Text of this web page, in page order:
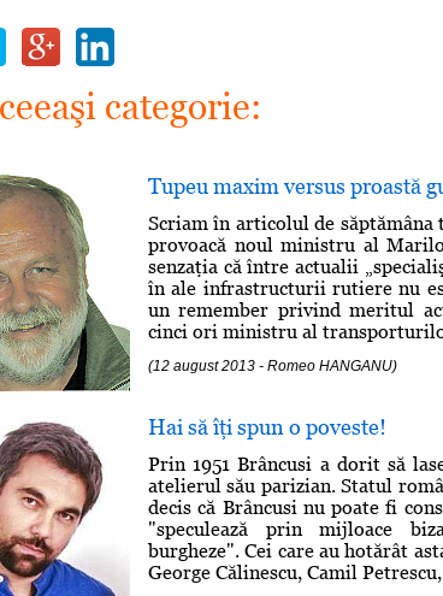
categorie:
Tupeu maxim versus proastă
Scriam în articolul de săptămâna
provoacă noul ministru al
senzaţia că între actualii
în ale infrastructurii rutiere nu
un remember privind meritul
cinci ori ministru al
(12 august 2013 - Romeo HANGANU)
Hai să îţi spun o poveste!
Prin 1951 Brâncusi a dorit să
atelierul său parizian. Statul
decis că Brâncusi nu poate fi
"speculează prin mijloace
burgheze". Cei care au hotărât
George Călinescu, Camil